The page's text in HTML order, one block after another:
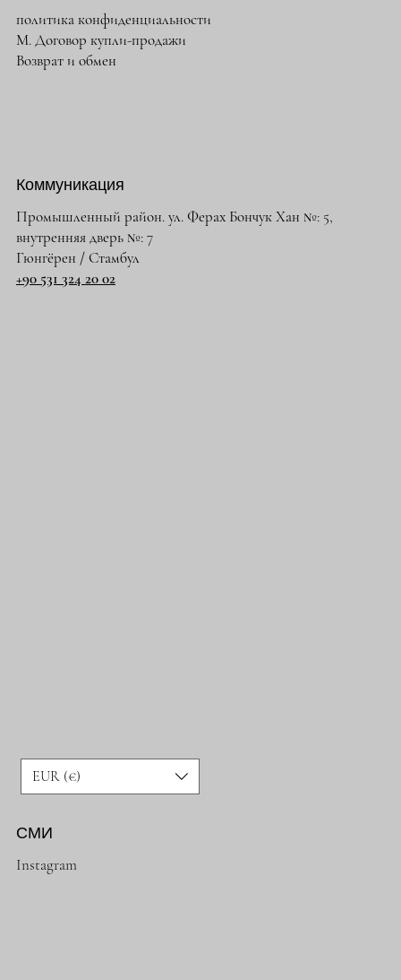
политика конфиденциальности
М. Договор купли-продажи
Возврат и обмен
Коммуникация
Промышленный район. ул. Ферах Бончук Хан №: 5,
внутренняя дверь №: 7
Гюнгёрен / Стамбул
+90 531 324 20 02
EUR (€)
СМИ
Instagram